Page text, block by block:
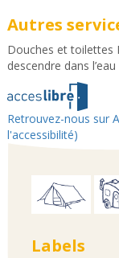
Autres
Douches et toilettes
descendre dans
Retrouvez-nous sur
l'accessibilité)
Labels